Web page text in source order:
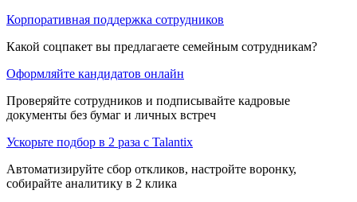
Корпоративная поддержка сотрудников
Какой соцпакет вы предлагаете семейным сотрудникам?
Оформляйте кандидатов онлайн
Проверяйте сотрудников и подписывайте кадровые
документы без бумаг и личных встреч
Ускорьте подбор в 2 раза с Talantix
Автоматизируйте сбор откликов, настройте воронку,
собирайте аналитику в 2 клика